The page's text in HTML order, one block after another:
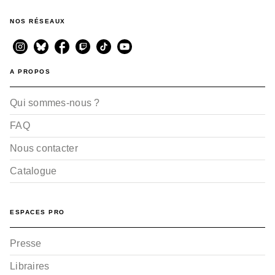
- Tome 03
Les Contes de Terremer
NOS RÉSEAUX
A PROPOS
Qui sommes-nous ?
FAQ
Nous contacter
Catalogue
ESPACES PRO
Presse
Libraires